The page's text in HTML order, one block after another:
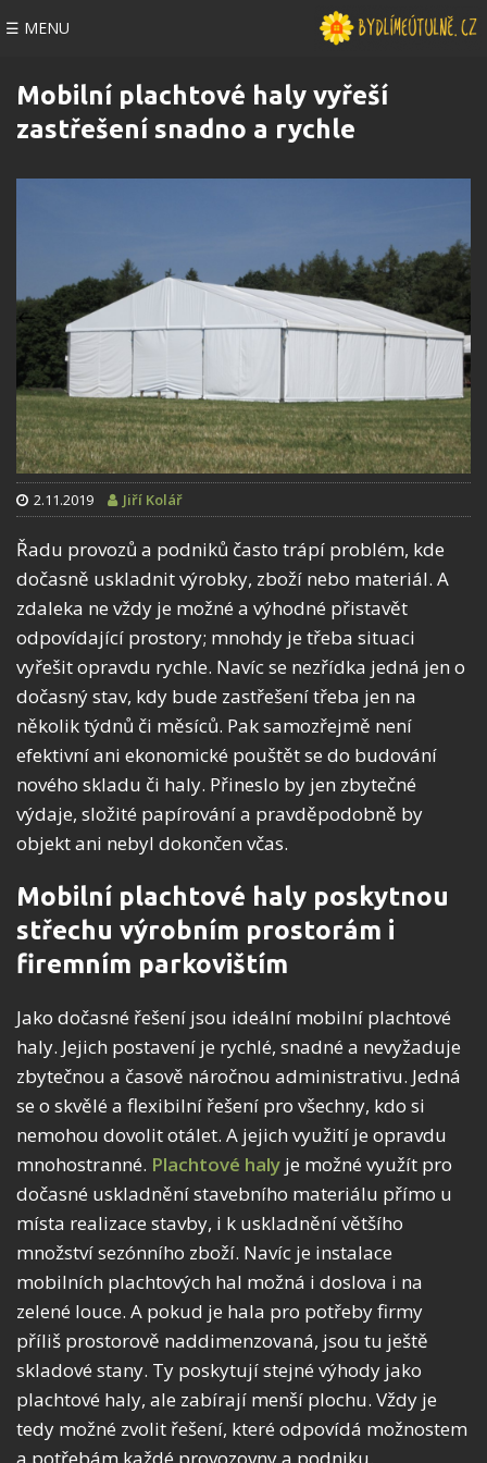
☰ MENU
Mobilní plachtové haly vyřeší
zastřešení snadno a rychle
2.11.2019 Jiří Kolář
Řadu provozů a podniků často trápí problém, kde
dočasně uskladnit výrobky, zboží nebo materiál. A
zdaleka ne vždy je možné a výhodné přistavět
odpovídající prostory; mnohdy je třeba situaci
vyřešit opravdu rychle. Navíc se nezřídka jedná jen o
dočasný stav, kdy bude zastřešení třeba jen na
několik týdnů či měsíců. Pak samozřejmě není
efektivní ani ekonomické pouštět se do budování
nového skladu či haly. Přineslo by jen zbytečné
výdaje, složité papírování a pravděpodobně by
objekt ani nebyl dokončen včas.
Mobilní plachtové haly poskytnou
střechu výrobním prostorám i
firemním parkovištím
Jako dočasné řešení jsou ideální mobilní plachtové
haly. Jejich postavení je rychlé, snadné a nevyžaduje
zbytečnou a časově náročnou administrativu. Jedná
se o skvělé a flexibilní řešení pro všechny, kdo si
nemohou dovolit otálet. A jejich využití je opravdu
mnohostranné. Plachtové haly je možné využít pro
dočasné uskladnění stavebního materiálu přímo u
místa realizace stavby, i k uskladnění většího
množství sezónního zboží. Navíc je instalace
mobilních plachtových hal možná i doslova i na
zelené louce. A pokud je hala pro potřeby firmy
příliš prostorově naddimenzovaná, jsou tu ještě
skladové stany. Ty poskytují stejné výhody jako
plachtové haly, ale zabírají menší plochu. Vždy je
tedy možné zvolit řešení, které odpovídá možnostem
a potřebám každé provozovny a podniku.